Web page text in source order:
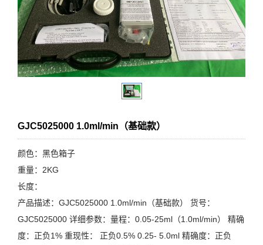
GJC5025000 1.0ml/min（基础款）
颜色：黑色箱子
重量：2KG
长度：
产品描述：GJC5025000 1.0ml/min（基础款） 货号：
GJC5025000 详细参数：量程：0.05-25ml（1.0ml/min） 精确
度：正负1% 重现性： 正负0.5% 0.25- 5.0ml 精确度：正负